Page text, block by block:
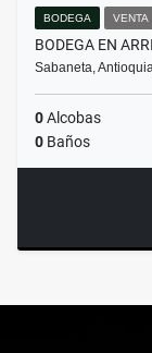
BODEGA VENTA
BODEGA EN
Sabaneta,
0Alcobas
0 Baños